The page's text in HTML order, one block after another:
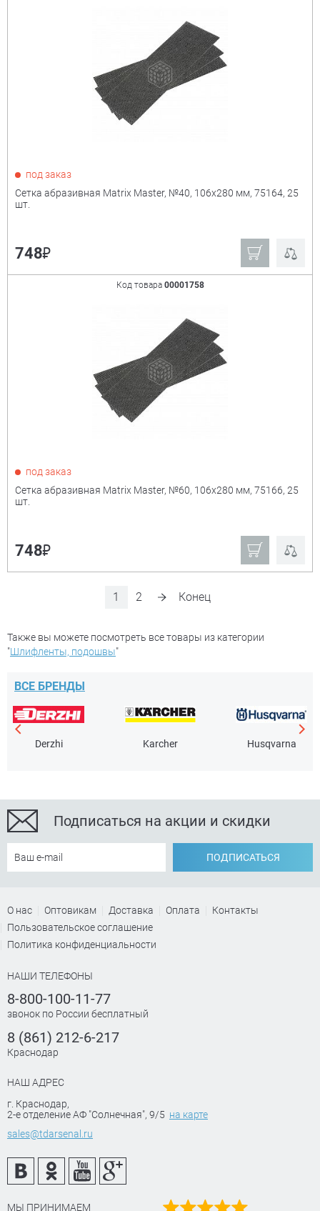
под заказ
Сетка абразивная Matrix Master, №40, 106x280 мм, 75164, 25
шт.
748₽
Код товара 00001758
под заказ
Сетка абразивная Matrix Master, №60, 106x280 мм, 75166, 25
шт.
748₽
1 2 Конец
Также вы можете посмотреть все товары из категории
"Шлифленты, подошвы"
ВСЕ БРЕНДЫ
Derzhi Karcher Husqvarna
Подписаться на акции и скидки
ПОДПИСАТЬСЯ
О нас Оптовикам Доставка Оплата
Контакты
Пользовательское соглашение
Политика конфиденциальности
НАШИ ТЕЛЕФОНЫ
8-800-100-11-77
звонок по России бесплатный
8 (861) 212-6-217
Краснодар
НАШ АДРЕС
г. Краснодар,
2-е отделение АФ "Солнечная", 9/5 на карте
sales@tdarsenal.ru
МЫ ПРИНИМАЕМ